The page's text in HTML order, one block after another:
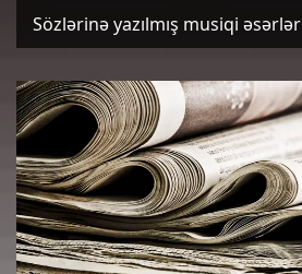
Sözlərinə yazılmış musiqi